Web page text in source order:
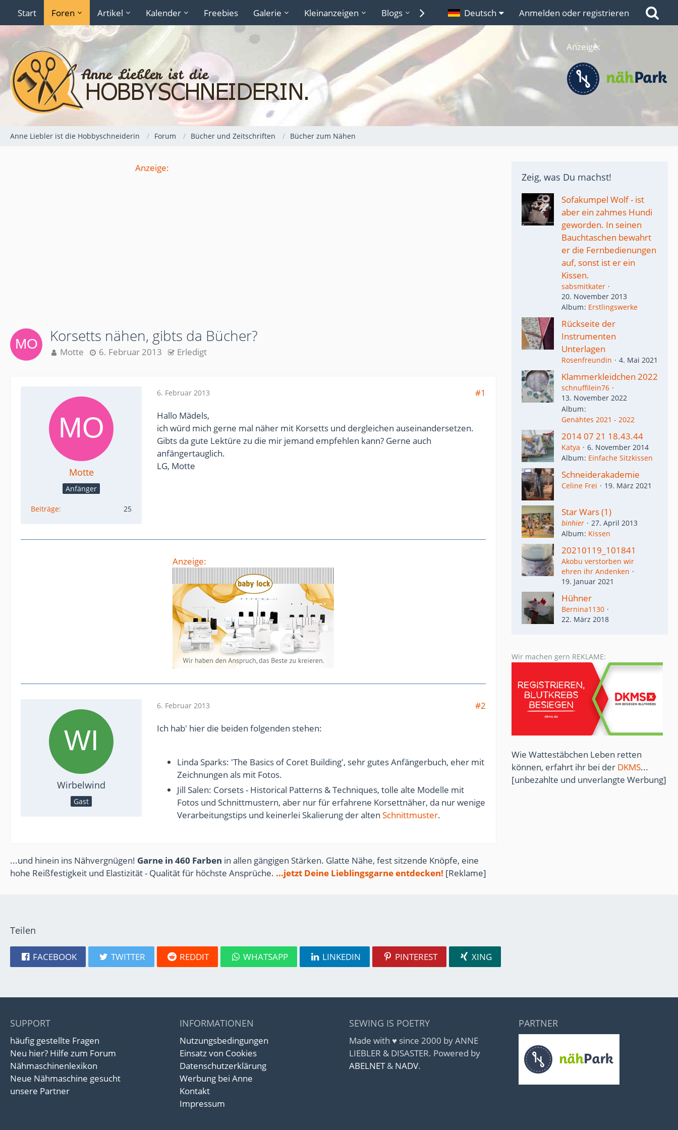
Start Foren Artikel Kalender Freebies Galerie Kleinanzeigen Blogs Lexikon Links
Deutsch Anmelden oder registrieren
Anzeige:
Anne Liebler ist die Hobbyschneiderin Forum Bücher und Zeitschriften Bücher zum Nähen
Anzeige:
Korsetts nähen, gibts da Bücher?
Motte 6. Februar 2013 Erledigt
Motte
Anfänger
Beiträge 25
6. Februar 2013
#1
Hallo Mädels,
ich würd mich gerne mal näher mit Korsetts und dergleichen auseinandersetzen.
Gibts da gute Lektüre zu die mir jemand empfehlen kann? Gerne auch
anfängertauglich.
LG, Motte
Anzeige:
Wirbelwind
Gast
6. Februar 2013
#2
Ich hab' hier die beiden folgenden stehen:
Linda Sparks: 'The Basics of Coret Building', sehr gutes Anfängerbuch, eher mit
Zeichnungen als mit Fotos.
Jill Salen: Corsets - Historical Patterns & Techniques, tolle alte Modelle mit
Fotos und Schnittmustern, aber nur für erfahrene Korsettnäher, da nur wenige
Verarbeitungstips und keinerlei Skalierung der alten Schnittmuster.
...und hinein ins Nähvergnügen! Garne in 460 Farben in allen gängigen Stärken. Glatte Nähe, fest sitzende Knöpfe, eine
hohe Reißfestigkeit und Elastizität - Qualität für höchste Ansprüche. ...jetzt Deine Lieblingsgarne entdecken! [Reklame]
Zeig, was Du machst!
Sofakumpel Wolf - ist
aber ein zahmes Hundi
geworden. In seinen
Bauchtaschen bewahrt
er die Fernbedienungen
auf, sonst ist er ein
Kissen.
sabsmitkater
20. November 2013
Album Erstlingswerke
Rückseite der
Instrumenten
Unterlagen
Rosenfreundin 4. Mai 2021
Klammerkleidchen 2022
schnuffilein76
13. November 2022
Album
Genähtes 2021 - 2022
2014 07 21 18.43.44
Katya
6. November 2014
Album Einfache Sitzkissen
Schneiderakademie
Celine Frei 19. März 2021
Star Wars (1)
binhier
27. April 2013
Album Kissen
20210119_101841
Akobu verstorben wir
ehren ihr Andenken
19. Januar 2021
Hühner
Bernina1130
22. März 2018
Wir machen gern REKLAME:
Wie Wattestäbchen Leben retten
können, erfahrt ihr bei der DKMS...
[unbezahlte und unverlangte Werbung]
Teilen
FACEBOOK TWITTER REDDIT WHATSAPP LINKEDIN PINTEREST XING
SUPPORT
häufig gestellte Fragen
Neu hier? Hilfe zum Forum
Nähmaschinenlexikon
Neue Nähmaschine gesucht
unsere Partner
INFORMATIONEN
Nutzungsbedingungen
Einsatz von Cookies
Datenschutzerklärung
Werbung bei Anne
Kontakt
Impressum
SEWING IS POETRY
Made with ♥ since 2000 by ANNE
LIEBLER & DISASTER. Powered by
ABELNET& NADV.
PARTNER